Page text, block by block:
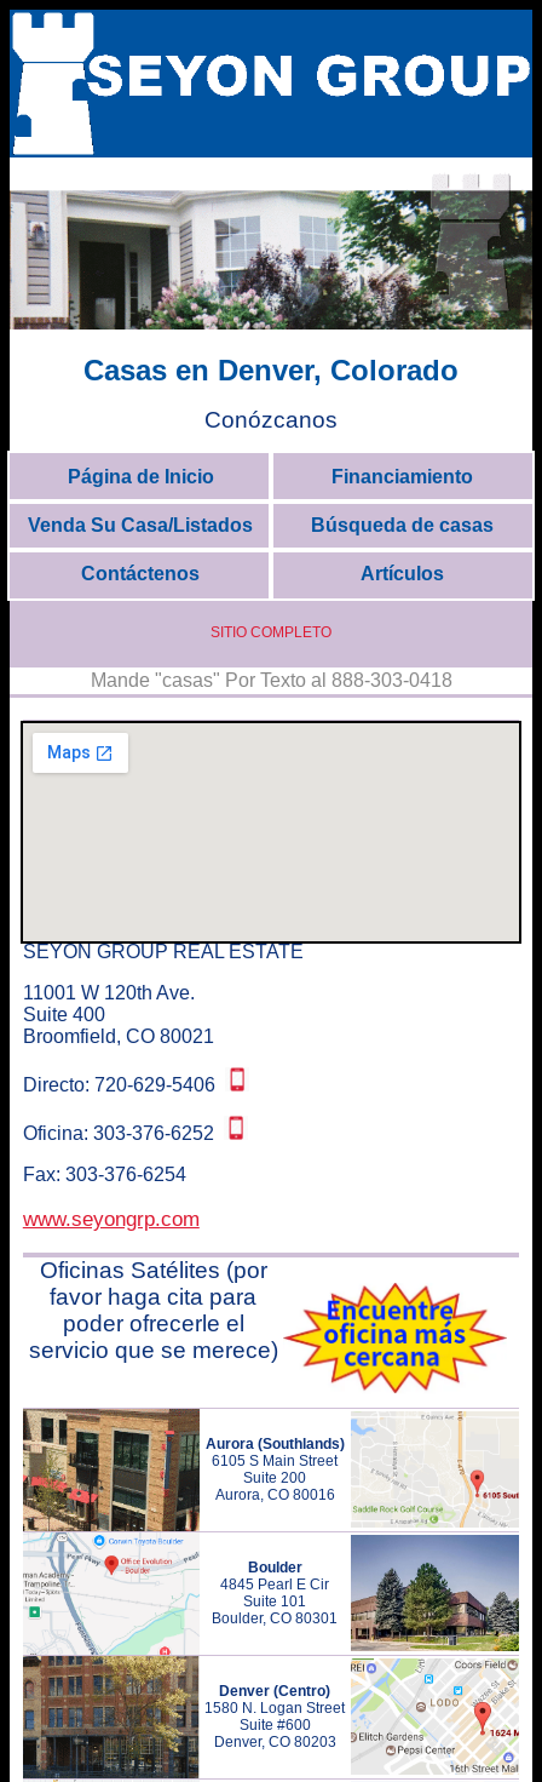
Casas en Denver, Colorado
Conózcanos
Página de Inicio Financiamiento
Venda Su Casa/Listados Búsqueda de casas
Contáctenos Artículos
SITIO COMPLETO
Mande "casas" Por Texto al 888-303-0418
SEYON GROUP REAL ESTATE
11001 W 120th Ave.
Suite 400
Broomfield, CO 80021
Directo: 720-629-5406
Oficina: 303-376-6252
Fax: 303-376-6254
www.seyongrp.com
Oficinas Satélites (por
favor haga cita para
poder ofrecerle el
servicio que se merece)
Aurora (Southlands)
6105 S Main Street
Suite 200
Aurora, CO 80016
Boulder
4845 Pearl E Cir
Suite 101
Boulder, CO 80301
Denver (Centro)
1580 N. Logan Street
Suite #600
Denver, CO 80203